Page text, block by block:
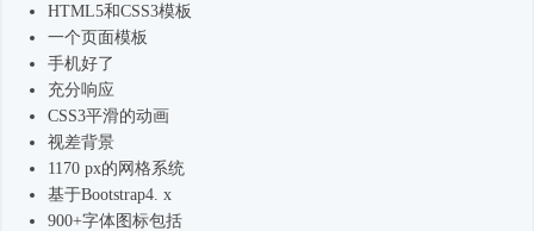
HTML5和CSS3模板
一个页面模板
手机好了
充分响应
CSS3平滑的动画
视差背景
1170 px的网格系统
基于Bootstrap4 . x
900+字体图标包括